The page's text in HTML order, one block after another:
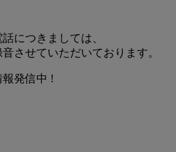
につきましては、
させていただいております。
報発信中 !